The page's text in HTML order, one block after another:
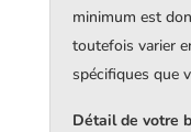
minimum est
toutefois varier
spécifiques que
Détail de votre